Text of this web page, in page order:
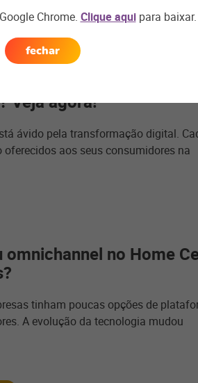
novas oportunidades
Veja agora!
ávido pela transformação digital.
aos seus consumidores na
no Home
tinham poucas opções de
A evolução da tecnologia mudou
Chrome. Clique aquipara baixar.
fechar